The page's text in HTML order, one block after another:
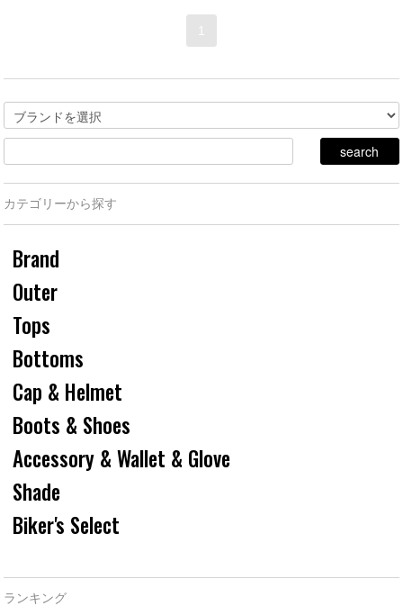
1
カテゴリーから探す
Brand
Outer
Tops
Bottoms
Cap & Helmet
Boots & Shoes
Accessory & Wallet & Glove
Shade
Biker's Select
ランキング